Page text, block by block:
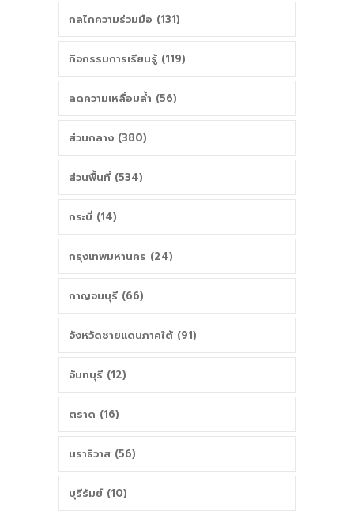
กลไกความร่วมมือ (131)
กิจกรรมการเรียนรู้ (119)
ลดความเหลื่อมล้ำ (56)
ส่วนกลาง (380)
ส่วนพื้นที่ (534)
กระบี่ (14)
กรุงเทพมหานคร (24)
กาญจนบุรี (66)
จังหวัดชายแดนภาคใต้ (91)
จันทบุรี (12)
ตราด (16)
นราธิวาส (56)
บุรีรัมย์ (10)